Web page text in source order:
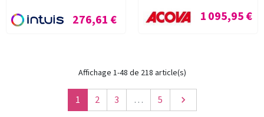
Prix
276,61 €
Prix
1 095,95 €
Affichage 1-48 de 218 article(s)
1 2 3 … 5 Suivant
